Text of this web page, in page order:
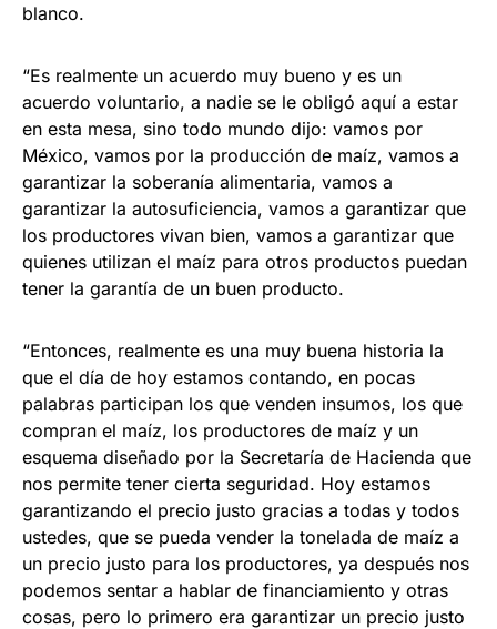
blanco.
“Es realmente un acuerdo muy bueno y es un
acuerdo voluntario, a nadie se le obligó aquí a estar
en esta mesa, sino todo mundo dijo: vamos por
México, vamos por la producción de maíz, vamos a
garantizar la soberanía alimentaria, vamos a
garantizar la autosuficiencia, vamos a garantizar que
los productores vivan bien, vamos a garantizar que
quienes utilizan el maíz para otros productos puedan
tener la garantía de un buen producto.
“Entonces, realmente es una muy buena historia la
que el día de hoy estamos contando, en pocas
palabras participan los que venden insumos, los que
compran el maíz, los productores de maíz y un
esquema diseñado por la Secretaría de Hacienda que
nos permite tener cierta seguridad. Hoy estamos
garantizando el precio justo gracias a todas y todos
ustedes, que se pueda vender la tonelada de maíz a
un precio justo para los productores, ya después nos
podemos sentar a hablar de financiamiento y otras
cosas, pero lo primero era garantizar un precio justo